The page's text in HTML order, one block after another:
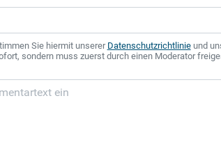
Sie hiermit unserer Datenschutzrichtlinieund
sondern muss zuerst durch einen Moderator